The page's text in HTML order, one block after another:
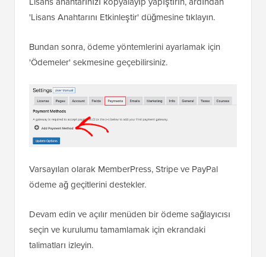
'Lisans Anahtarını Etkinleştir' düğmesine tıklayın.
Bundan sonra, ödeme yöntemlerini ayarlamak için
'Ödemeler' sekmesine geçebilirsiniz.
Varsayılan olarak MemberPress, Stripe ve PayPal
ödeme ağ geçitlerini destekler.
Devam edin ve açılır menüden bir ödeme sağlayıcısı
seçin ve kurulumu tamamlamak için ekrandaki
talimatları izleyin.